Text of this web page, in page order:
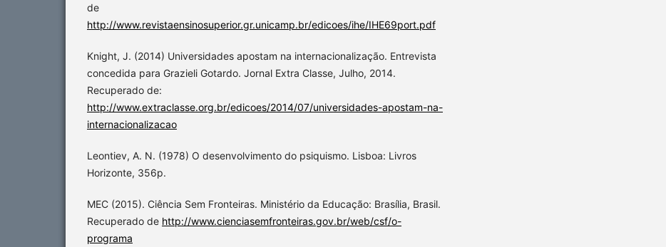
de
http://www.revistaensinosuperior.gr.unicamp.br/edicoes/ihe/IHE69port.pdf
Knight, J. (2014) Universidades apostam na internacionalização. Entrevista
concedida para Grazieli Gotardo. Jornal Extra Classe, Julho, 2014.
Recuperado de:
http://www.extraclasse.org.br/edicoes/2014/07/universidades-apostam-na-
internacionalizacao
Leontiev, A. N. (1978) O desenvolvimento do psiquismo. Lisboa: Livros
Horizonte, 356p.
MEC (2015). Ciência Sem Fronteiras. Ministério da Educação: Brasília, Brasil.
Recuperado de http://www.cienciasemfronteiras.gov.br/web/csf/o-
programa